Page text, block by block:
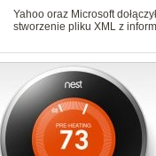
Yahoo oraz Microsoft
stworzenie pliku XML z